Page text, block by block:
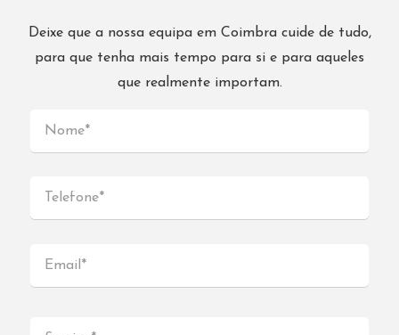
Deixe que a nossa equipa em Coimbra cuide de tudo,
para que tenha mais tempo para si e para aqueles
que realmente importam.